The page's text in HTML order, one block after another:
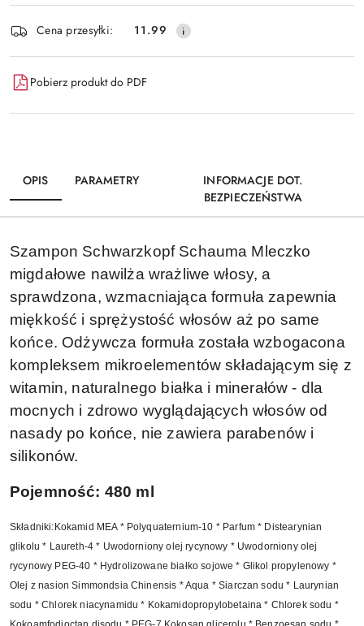
Dostępność
i
dostawa
Cena przesyłki: 11.99
Pobierz produkt do PDF
OPIS PARAMETRY
INFORMACJE DOT.
BEZPIECZEŃSTWA
Szampon Schwarzkopf Schauma Mleczko
migdałowe nawilża wrażliwe włosy, a
sprawdzona, wzmacniająca formuła zapewnia
miękkość i sprężystość włosów aż po same
końce. Odżywcza formuła została wzbogacona
kompleksem mikroelementów składającym się z
witamin, naturalnego białka i minerałów - dla
mocnych i zdrowo wyglądających włosów od
nasady po końce, nie zawiera parabenów i
silikonów.
Pojemność: 480 ml
Składniki:Kokamid MEA * Polyquaternium-10 * Parfum * Distearynian
glikolu * Laureth-4 * Uwodorniony olej rycynowy * Uwodorniony olej
rycynowy PEG-40 * Hydrolizowane białko sojowe * Glikol propylenowy *
Olej z nasion Simmondsia Chinensis * Aqua * Siarczan sodu * Laurynian
sodu * Chlorek niacynamidu * Kokamidopropylobetaina * Chlorek sodu *